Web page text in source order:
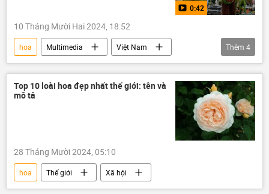
0:42
10 Tháng Mười Hai 2024, 18:52
hoa Multimedia
Việt Nam
Video
Đà Lạt
lễ hội
du khách
Thêm 4
Top 10 loài hoa đẹp nhất thế giới: tên và
mô tả
28 Tháng Mười 2024, 05:10
hoa Thế giới Xã hội